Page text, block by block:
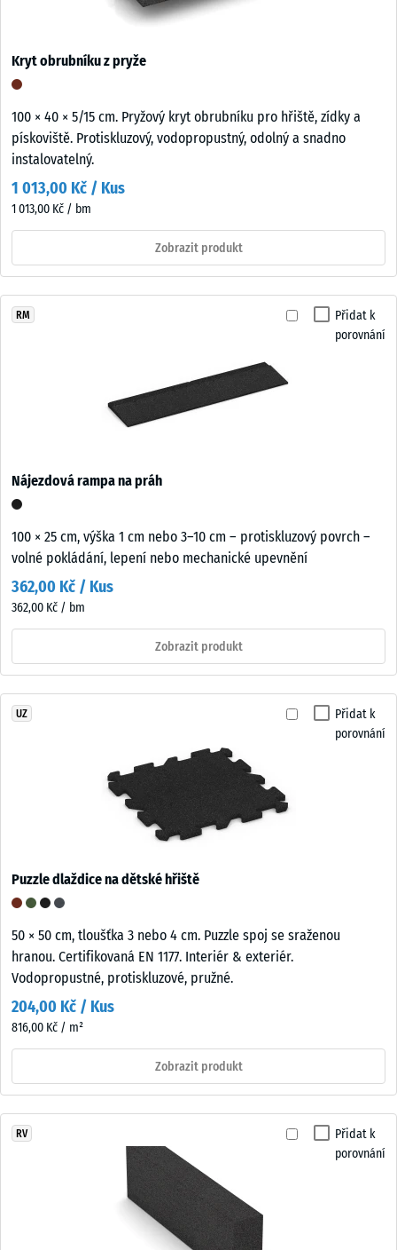
Kryt obrubníku z pryže
100 × 40 × 5/15 cm. Pryžový kryt obrubníku pro hřiště, zídky a
pískoviště. Protiskluzový, vodopropustný, odolný a snadno
instalovatelný.
1 013,00 Kč / Kus
1 013,00 Kč / bm
Zobrazit produkt
Přidat k
porovnání
RM
Nájezdová rampa na práh
100 × 25 cm, výška 1 cm nebo 3–10 cm – protiskluzový povrch –
volné pokládání, lepení nebo mechanické upevnění
362,00 Kč / Kus
362,00 Kč / bm
Zobrazit produkt
Přidat k
porovnání
UZ
Puzzle dlaždice na dětské hřiště
50 × 50 cm, tloušťka 3 nebo 4 cm. Puzzle spoj se sraženou
hranou. Certifikovaná EN 1177. Interiér & exteriér.
Vodopropustné, protiskluzové, pružné.
204,00 Kč / Kus
816,00 Kč / m²
Zobrazit produkt
Přidat k
porovnání
RV